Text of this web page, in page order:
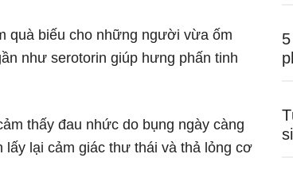
quà biếu cho những người vừa ốm
như serotorin giúp hưng phấn tinh
thấy đau nhức do bụng ngày càng
lại cảm giác thư thái và thả lỏng cơ